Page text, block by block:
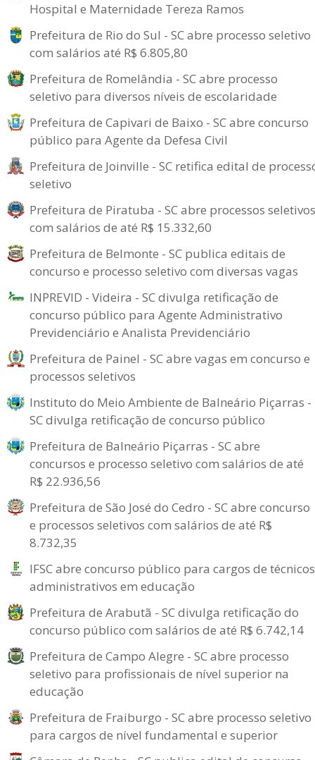
Hospital e Maternidade Tereza Ramos
Prefeitura de Rio do Sul - SC abre processo seletivo
com salários até R$ 6.805,80
Prefeitura de Romelândia - SC abre processo
seletivo para diversos níveis de escolaridade
Prefeitura de Capivari de Baixo - SC abre concurso
público para Agente da Defesa Civil
Prefeitura de Joinville - SC retifica edital de
seletivo
Prefeitura de Piratuba - SC abre processos seletivos
com salários de até R$ 15.332,60
Prefeitura de Belmonte - SC publica editais de
concurso e processo seletivo com diversas vagas
INPREVID - Videira - SC divulga retificação de
concurso público para Agente Administrativo
Previdenciário e Analista Previdenciário
Prefeitura de Painel - SC abre vagas em concurso e
processos seletivos
Instituto do Meio Ambiente de Balneário Piçarras -
SC divulga retificação de concurso público
Prefeitura de Balneário Piçarras - SC abre
concursos e processo seletivo com salários de até
R$ 22.936,56
Prefeitura de São José do Cedro - SC abre concurso
e processos seletivos com salários de até R$
8.732,35
IFSC abre concurso público para cargos de técnicos
administrativos em educação
Prefeitura de Arabutã - SC divulga retificação do
concurso público com salários de até R$ 6.742,14
Prefeitura de Campo Alegre - SC abre processo
seletivo para profissionais de nível superior na
educação
Prefeitura de Fraiburgo - SC abre processo seletivo
para cargos de nível fundamental e superior